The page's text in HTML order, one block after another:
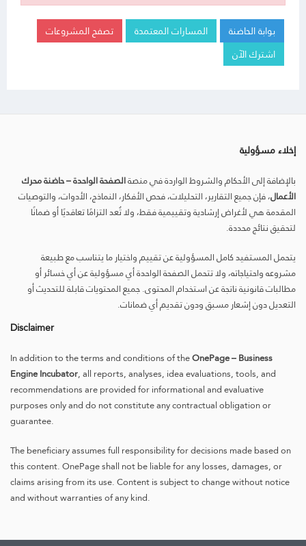
بوابة الحاضنة المسارات المعتمدة
تصفح المشروعات
اشترك الآن
إخلاء مسؤولية
بالإضافة إلى الأحكام والشروط الواردة في منصةالصفحة الواحدة – حاضنة محرك
الأعمال، فإن جميع التقارير، التحليلات، فحص الأفكار، النماذج، الأدوات، والتوصيات
المقدمة هي لأغراض إرشادية وتقييمية فقط، ولا تُعد التزامًا تعاقديًا أو ضمانًا
لتحقيق نتائج محددة.
يتحمل المستفيد كامل المسؤولية عن تقييم واختيار ما يتناسب مع طبيعة
مشروعه واحتياجاته، ولا تتحمل الصفحة الواحدة أي مسؤولية عن أي خسائر أو
مطالبات قانونية ناتجة عن استخدام المحتوى. جميع المحتويات قابلة للتحديث أو
التعديل دون إشعار مسبق ودون تقديم أي ضمانات.
Disclaimer
In addition to the terms and conditions of theOnePage – Business
Engine Incubator, all reports, analyses, idea evaluations, tools, and
recommendations are provided for informational and evaluative
purposes only and do not constitute any contractual obligation or
guarantee.
The beneficiary assumes full responsibility for decisions made based on
this content. OnePage shall not be liable for any losses, damages, or
claims arising from its use. Content is subject to change without notice
and without warranties of any kind.